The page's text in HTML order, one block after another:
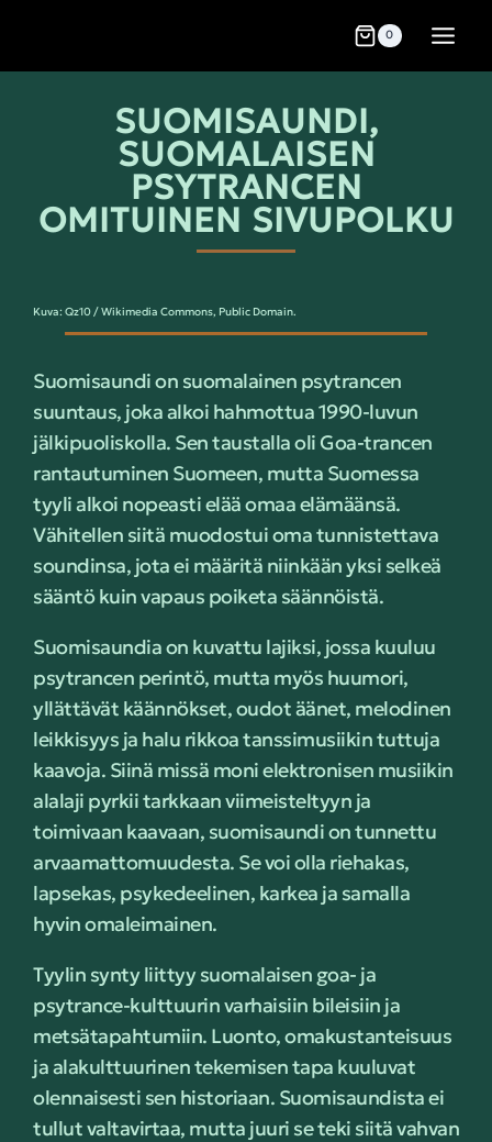
0
SUOMISAUNDI,
SUOMALAISEN
PSYTRANCEN
OMITUINEN SIVUPOLKU
Kuva: Qz10 / Wikimedia Commons, Public Domain.
Suomisaundi on suomalainen psytrancen
suuntaus, joka alkoi hahmottua 1990-luvun
jälkipuoliskolla. Sen taustalla oli Goa-trancen
rantautuminen Suomeen, mutta Suomessa
tyyli alkoi nopeasti elää omaa elämäänsä.
Vähitellen siitä muodostui oma tunnistettava
soundinsa, jota ei määritä niinkään yksi selkeä
sääntö kuin vapaus poiketa säännöistä.
Suomisaundia on kuvattu lajiksi, jossa kuuluu
psytrancen perintö, mutta myös huumori,
yllättävät käännökset, oudot äänet, melodinen
leikkisyys ja halu rikkoa tanssimusiikin tuttuja
kaavoja. Siinä missä moni elektronisen musiikin
alalaji pyrkii tarkkaan viimeisteltyyn ja
toimivaan kaavaan, suomisaundi on tunnettu
arvaamattomuudesta. Se voi olla riehakas,
lapsekas, psykedeelinen, karkea ja samalla
hyvin omaleimainen.
Tyylin synty liittyy suomalaisen goa- ja
psytrance-kulttuurin varhaisiin bileisiin ja
metsätapahtumiin. Luonto, omakustanteisuus
ja alakulttuurinen tekemisen tapa kuuluvat
olennaisesti sen historiaan. Suomisaundista ei
tullut valtavirtaa, mutta juuri se teki siitä vahvan